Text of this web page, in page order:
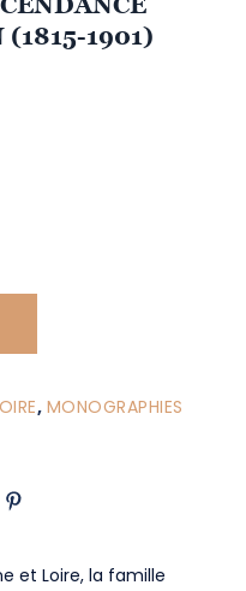
(1815-1901)
, MONOGRAPHIES
et Loire, la famille